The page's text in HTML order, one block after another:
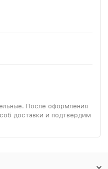
После оформления
доставки и подтвердим